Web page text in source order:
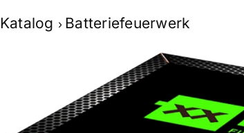
to
Katalog Batteriefeuerwerk